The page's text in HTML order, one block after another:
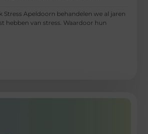
Stress Apeldoorn behandelen we al jaren
hebben van stress. Waardoor hun